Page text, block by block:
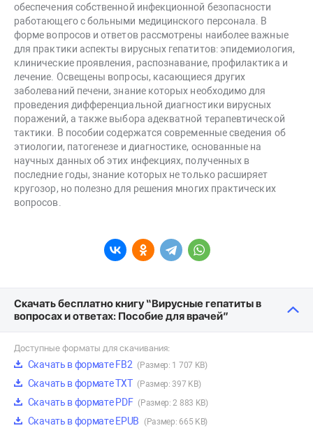
обеспечения собственной инфекционной безопасности
работающего с больными медицинского персонала. В
форме вопросов и ответов рассмотрены наиболее важные
для практики аспекты вирусных гепатитов: эпидемиология,
клинические проявления, распознавание, профилактика и
лечение. Освещены вопросы, касающиеся других
заболеваний печени, знание которых необходимо для
проведения дифференциальной диагностики вирусных
поражений, а также выбора адекватной терапевтической
тактики. В пособии содержатся современные сведения об
этиологии, патогенезе и диагностике, основанные на
научных данных об этих инфекциях, полученных в
последние годы, знание которых не только расширяет
кругозор, но полезно для решения многих практических
вопросов.
Скачать бесплатно книгу “Вирусные гепатиты в
вопросах и ответах: Пособие для врачей”
Доступные форматы для скачивания:
Скачать в формате FB2 (Размер: 1 707 KB)
Скачать в формате TXT (Размер: 397 KB)
Скачать в формате PDF (Размер: 2 883 KB)
Скачать в формате EPUB (Размер: 665 KB)